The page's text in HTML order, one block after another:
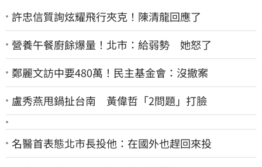
許忠信質詢炫耀飛行夾克！陳清龍回應了
營養午餐廚餘爆量！北市：給弱勢 她怒了
鄭麗文訪中要480萬！民主基金會：沒撤案
盧秀燕甩鍋扯台南 黃偉哲「2問題」打臉
名醫首表態北市長投他：在國外也趕回來投